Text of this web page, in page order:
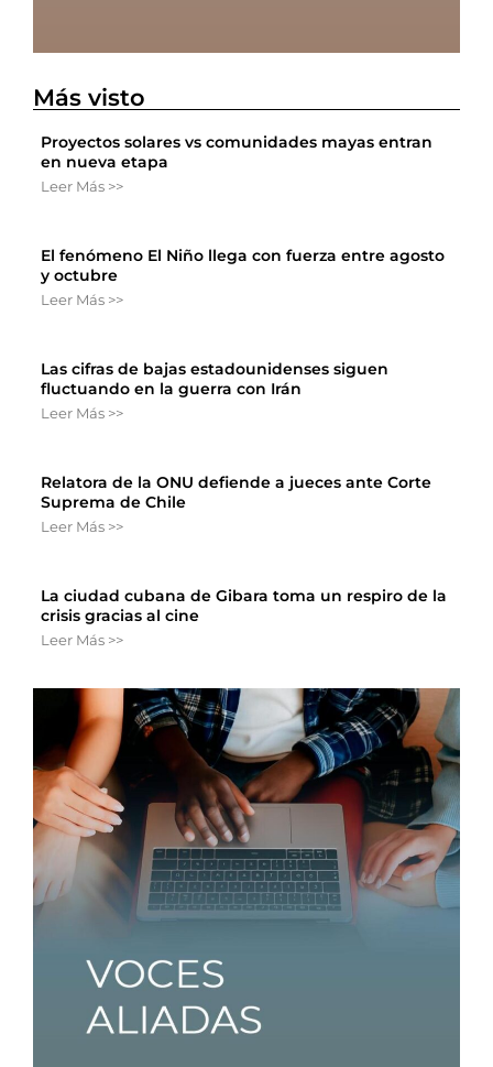
Más visto
Proyectos solares vs comunidades mayas entran
en nueva etapa
Leer Más >>
El fenómeno El Niño llega con fuerza entre agosto
y octubre
Leer Más >>
Las cifras de bajas estadounidenses siguen
fluctuando en la guerra con Irán
Leer Más >>
Relatora de la ONU defiende a jueces ante Corte
Suprema de Chile
Leer Más >>
La ciudad cubana de Gibara toma un respiro de la
crisis gracias al cine
Leer Más >>